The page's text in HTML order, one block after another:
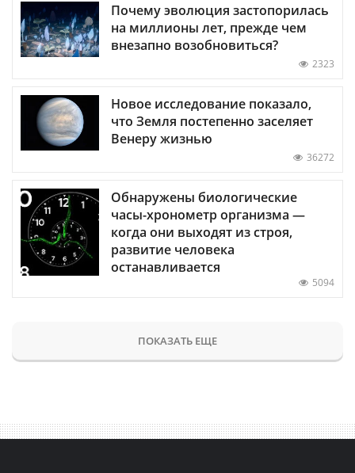
Почему эволюция застопорилась
на миллионы лет, прежде чем
внезапно возобновиться?
2323
Новое исследование показало,
что Земля постепенно заселяет
Венеру жизнью
36272
Обнаружены биологические
часы-хронометр организма —
когда они выходят из строя,
развитие человека
останавливается
5094
ПОКАЗАТЬ ЕЩЕ